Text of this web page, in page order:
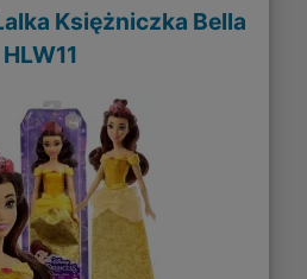
Księżniczka Bella
HLW11